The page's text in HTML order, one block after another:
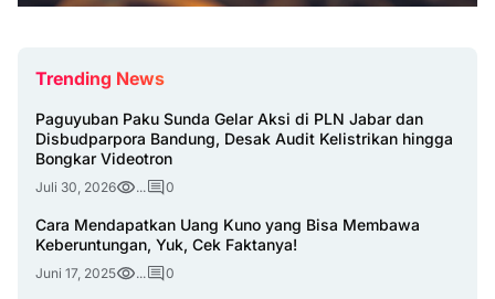
Trending News
Paguyuban Paku Sunda Gelar Aksi di PLN Jabar dan
Disbudparpora Bandung, Desak Audit Kelistrikan hingga
Bongkar Videotron
Juli 30, 2026 ... 0
Cara Mendapatkan Uang Kuno yang Bisa Membawa
Keberuntungan, Yuk, Cek Faktanya!
Juni 17, 2025 ... 0